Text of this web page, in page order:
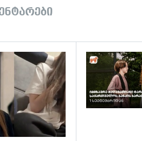
გადახედვა